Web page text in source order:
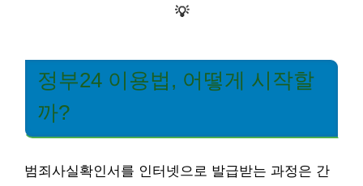
💡
정부24 이용법, 어떻게 시작할
까?
범죄사실확인서를 인터넷으로 발급받는 과정은 간